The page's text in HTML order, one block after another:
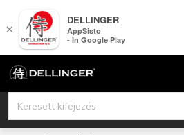
Ugrás
×
DELLINGER
AppSisto
- In Google Play